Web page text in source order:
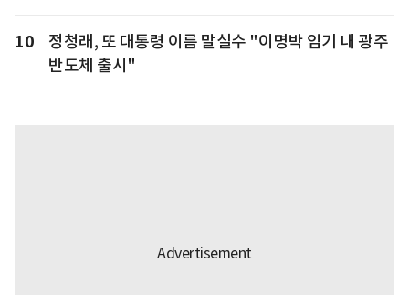
10
정청래, 또 대통령 이름 말실수 "이명박 임기 내 광주
반도체 출시"